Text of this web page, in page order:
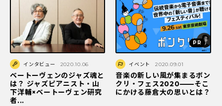
インタビュー 2020.10.06
ベートーヴェンのジャズ魂と
は？ ジャズピアニスト・山
下洋輔×ベートーヴェン研究
者...
イベント 2020.09.01
音楽の新しい風が集まるボン
クリ・フェス2020——そこ
にかける藤倉大の思いとは？